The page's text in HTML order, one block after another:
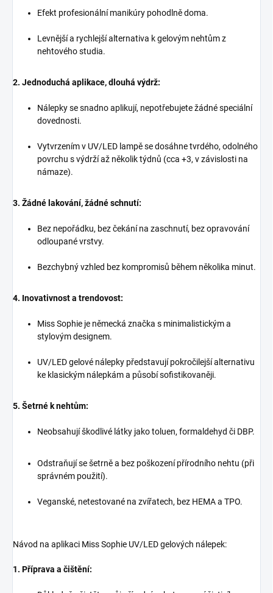
Efekt profesionální manikúry pohodlně doma.
Levnější a rychlejší alternativa k gelovým nehtům z
nehtového studia.
2. Jednoduchá aplikace, dlouhá výdrž:
Nálepky se snadno aplikují, nepotřebujete žádné speciální
dovednosti.
Vytvrzením v UV/LED lampě se dosáhne tvrdého, odolného
povrchu s výdrží až několik týdnů (cca +3, v závislosti na
námaze).
3. Žádné lakování, žádné schnutí:
Bez nepořádku, bez čekání na zaschnutí, bez opravování
odloupané vrstvy.
Bezchybný vzhled bez kompromisů během několika minut.
4. Inovativnost a trendovost:
Miss Sophie je německá značka s minimalistickým a
stylovým designem.
UV/LED gelové nálepky představují pokročilejší alternativu
ke klasickým nálepkám a působí sofistikovaněji.
5. Šetrné k nehtům:
Neobsahují škodlivé látky jako toluen, formaldehyd či DBP.
Odstraňují se šetrně a bez poškození přírodního nehtu (při
správném použití).
Veganské, netestované na zvířatech, bez HEMA a TPO.
Návod na aplikaci Miss Sophie UV/LED gelových nálepek:
1. Příprava a čištění: